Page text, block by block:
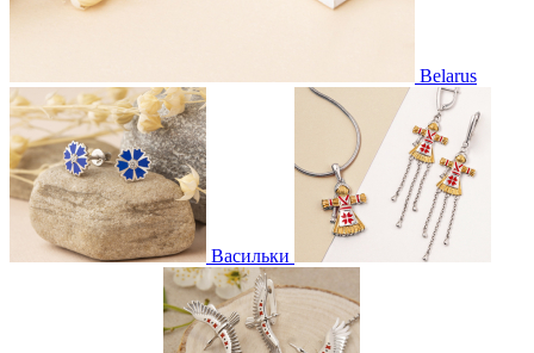
Belarus
Васильки